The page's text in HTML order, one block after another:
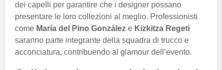
dei capelli per garantire che i designer possano
presentare le loro collezioni al meglio. Professionisti
come María del Pino González e Kizkitza Regeti
saranno parte integrante della squadra di trucco e
acconciatura, contribuendo al glamour dell’evento.